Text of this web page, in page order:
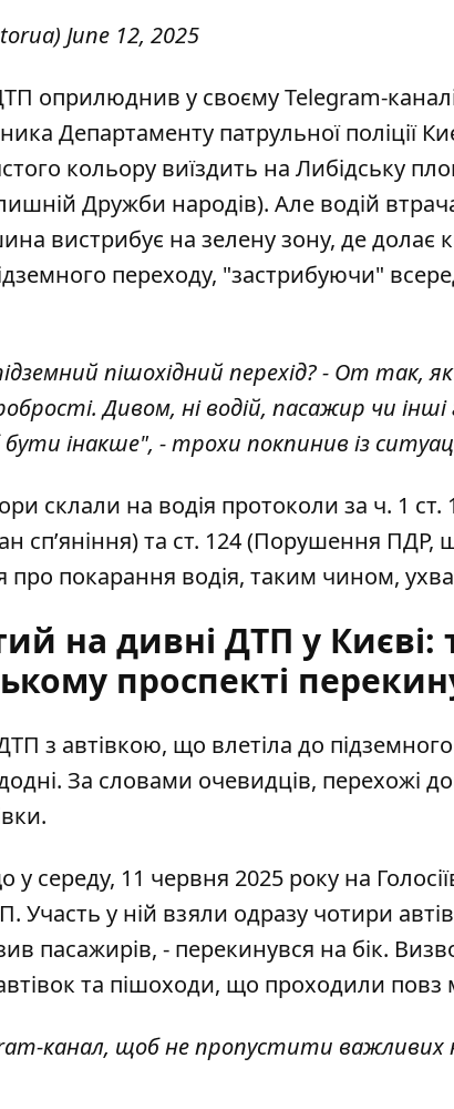
June 12, 2025
оприлюднив у своєму Telegram-
Департаменту патрульної поліції
кольору виїздить на Либідську
Дружби народів). Але водій
вистрибує на зелену зону, де долає
переходу, "застрибуючи"
пішохідний перехід? - От так,
Дивом, ні водій, пасажир чи
інакше", - трохи покпинив із
склали на водія протоколи за ч. 1 ст.
спʼяніння) та ст. 124 (Порушення
покарання водія, таким чином,
на дивні ДТП у Києві:
проспекті
з автівкою, що влетіла до
За словами очевидців, перехожі
середу, 11 червня 2025 року на
Участь у ній взяли одразу чотири
пасажирів, - перекинувся на бік.
та пішоходи, що проходили повз
канал, щоб не пропустити важливих